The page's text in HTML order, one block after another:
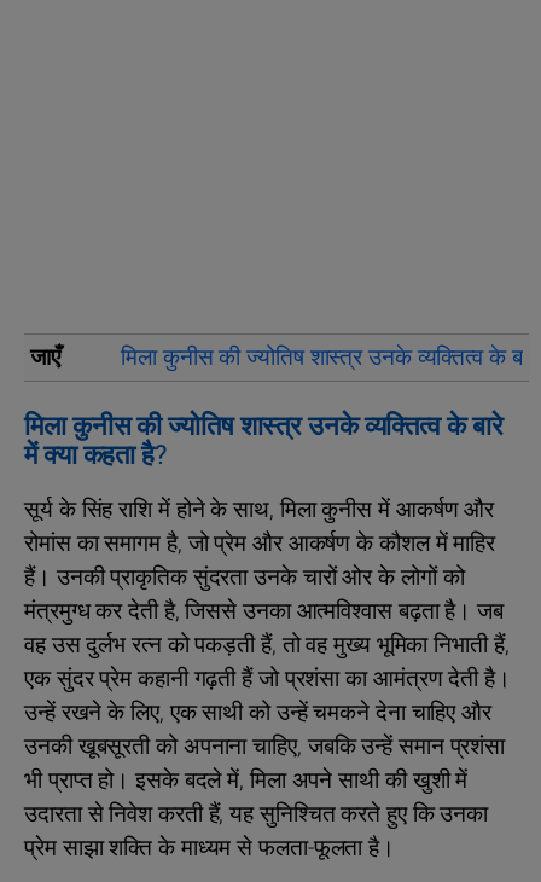
जाएँ मिला कुनीस की ज्योतिष शास्त्र उनके व्यक्तित्व के
मिला कुनीस की ज्योतिष शास्त्र उनके व्यक्तित्व के बारे
में क्या कहता है?
सूर्य के सिंह राशि में होने के साथ, मिला कुनीस में आकर्षण और
रोमांस का समागम है, जो प्रेम और आकर्षण के कौशल में माहिर
हैं। उनकी प्राकृतिक सुंदरता उनके चारों ओर के लोगों को
मंत्रमुग्ध कर देती है, जिससे उनका आत्मविश्वास बढ़ता है। जब
वह उस दुर्लभ रत्न को पकड़ती हैं, तो वह मुख्य भूमिका निभाती हैं,
एक सुंदर प्रेम कहानी गढ़ती हैं जो प्रशंसा का आमंत्रण देती है।
उन्हें रखने के लिए, एक साथी को उन्हें चमकने देना चाहिए और
उनकी खूबसूरती को अपनाना चाहिए, जबकि उन्हें समान प्रशंसा
भी प्राप्त हो। इसके बदले में, मिला अपने साथी की खुशी में
उदारता से निवेश करती हैं, यह सुनिश्चित करते हुए कि उनका
प्रेम साझा शक्ति के माध्यम से फलता-फूलता है।